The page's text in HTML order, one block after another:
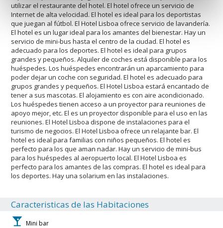
utilizar el restaurante del hotel. El hotel ofrece un servicio de
Internet de alta velocidad. El hotel es ideal para los deportistas
que juegan al fútbol. El Hotel Lisboa ofrece servicio de lavandería.
El hotel es un lugar ideal para los amantes del bienestar. Hay un
servicio de mini-bus hasta el centro de la ciudad. El hotel es
adecuado para los deportes. El hotel es ideal para grupos
grandes y pequeños. Alquiler de coches está disponible para los
huéspedes. Los huéspedes encontrarán un aparcamiento para
poder dejar un coche con seguridad. El hotel es adecuado para
grupos grandes y pequeños. El Hotel Lisboa estará encantado de
tener a sus mascotas. El alojamiento es con aire acondicionado.
Los huéspedes tienen acceso a un proyector para reuniones de
apoyo mejor, etc. El es un proyector disponible para el uso en las
reuniones. El Hotel Lisboa dispone de instalaciones para el
turismo de negocios. El Hotel Lisboa ofrece un relajante bar. El
hotel es ideal para familias con niños pequeños. El hotel es
perfecto para los que aman nadar. Hay un servicio de mini-bus
para los huéspedes al aeropuerto local. El Hotel Lisboa es
perfecto para los amantes de las compras. El hotel es ideal para
los deportes. Hay una solarium en las instalaciones.
Caracteristicas de las Habitaciones
Mini bar